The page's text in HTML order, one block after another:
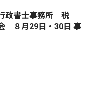
政書士事務所 税
８月29日・30日 事